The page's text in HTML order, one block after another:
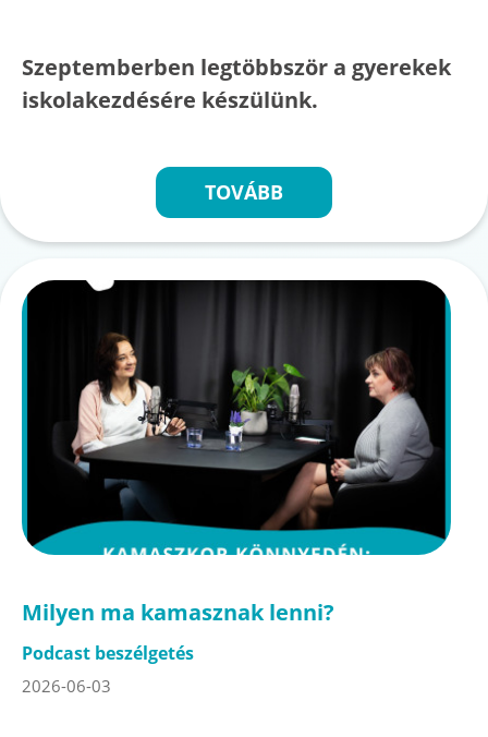
Szeptemberben legtöbbször a gyerekek
iskolakezdésére készülünk.
TOVÁBB
Milyen ma kamasznak lenni?
Podcast beszélgetés
2026-06-03